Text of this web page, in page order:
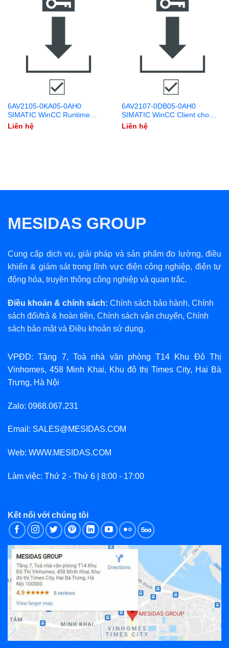
6AV2105-0KA05-0AH0
SIMATIC WinCC Runtime
Professional 8192 PowerTags
V15.1 Download
Liên hệ
6AV2107-0DB05-0AH0
SIMATIC WinCC Client cho
WinCC RT Professional V15.1
Download
Liên hệ
MESIDAS GROUP
Cung cấp dịch vụ, giải pháp và sản phẩm đo lường, điều
khiển & giám sát trong lĩnh vực điện công nghiệp, điện tự
động hóa, truyền thông công nghiệp và quan trắc.
Điều khoản & chính sách: Chính sách bảo hành, Chính
sách đổi/trả & hoàn tiền, Chính sách vận chuyển, Chính
sách bảo mậtvà Điều khoản sử dụng.
VPĐD: Tầng 7, Toà nhà văn phòng T14 Khu Đô Thị
Vinhomes, 458 Minh Khai, Khu đô thị Times City, Hai Bà
Trưng, Hà Nội
Zalo: 0968.067.231
Email: SALES@MESIDAS.COM
Web: WWW.MESIDAS.COM
Làm việc: Thứ 2 - Thứ 6 | 8:00 - 17:00
Kết nối với chúng tôi